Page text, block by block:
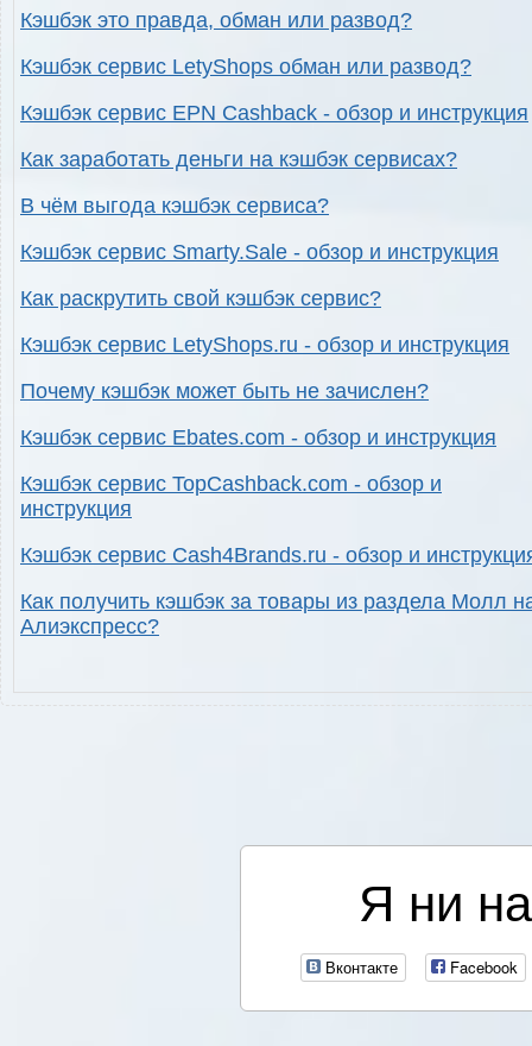
Кэшбэк это правда, обман или развод?
Кэшбэк сервис LetyShops обман или развод?
Кэшбэк сервис EPN Cashback - обзор и инструкция
Как заработать деньги на кэшбэк сервисах?
В чём выгода кэшбэк сервиса?
Кэшбэк сервис Smarty.Sale - обзор и инструкция
Как раскрутить свой кэшбэк сервис?
Кэшбэк сервис LetyShops.ru - обзор и инструкция
Почему кэшбэк может быть не зачислен?
Кэшбэк сервис Ebates.com - обзор и инструкция
Кэшбэк сервис TopCashback.com - обзор и
инструкция
Кэшбэк сервис Cash4Brands.ru - обзор и
Как получить кэшбэк за товары из раздела Молл
Алиэкспресс?
Я ни
Вконтакте Facebook